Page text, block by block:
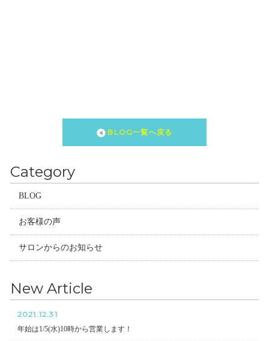
BLOG一覧へ戻る
Category
BLOG
お客様の声
サロンからのお知らせ
New Article
2021.12.31
年始は1/5(水)10時から営業します！